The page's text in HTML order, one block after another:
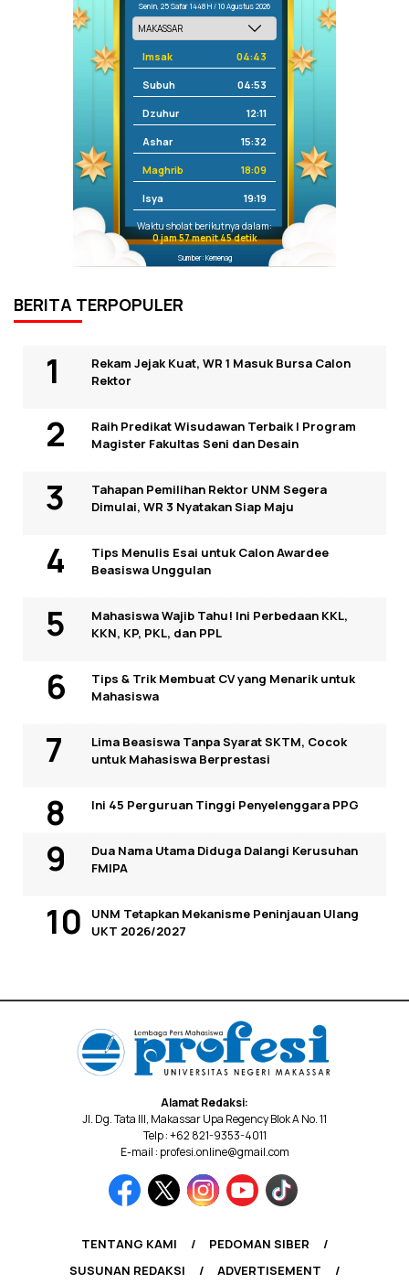
Senin, 25 Safar 1448 H / 10 Agustus 2026
Imsak 04:43
Subuh 04:53
Dzuhur 12:11
Ashar 15:32
Maghrib 18:09
Isya 19:19
Waktu sholat berikutnya dalam:
0 jam 57 menit 44 detik
Sumber: Kemenag
BERITA TERPOPULER
Rekam Jejak Kuat, WR 1 Masuk Bursa Calon
Rektor
Raih Predikat Wisudawan Terbaik I Program
Magister Fakultas Seni dan Desain
Tahapan Pemilihan Rektor UNM Segera
Dimulai, WR 3 Nyatakan Siap Maju
Tips Menulis Esai untuk Calon Awardee
Beasiswa Unggulan
Mahasiswa Wajib Tahu! Ini Perbedaan KKL,
KKN, KP, PKL, dan PPL
Tips & Trik Membuat CV yang Menarik untuk
Mahasiswa
Lima Beasiswa Tanpa Syarat SKTM, Cocok
untuk Mahasiswa Berprestasi
Ini 45 Perguruan Tinggi Penyelenggara PPG
Dua Nama Utama Diduga Dalangi Kerusuhan
FMIPA
UNM Tetapkan Mekanisme Peninjauan Ulang
UKT 2026/2027
Alamat Redaksi:
Jl. Dg. Tata III, Makassar Upa Regency Blok A No. 11
Telp : +62 821-9353-4011
E-mail : profesi.online@gmail.com
TENTANG KAMI
PEDOMAN SIBER
SUSUNAN REDAKSI
ADVERTISEMENT